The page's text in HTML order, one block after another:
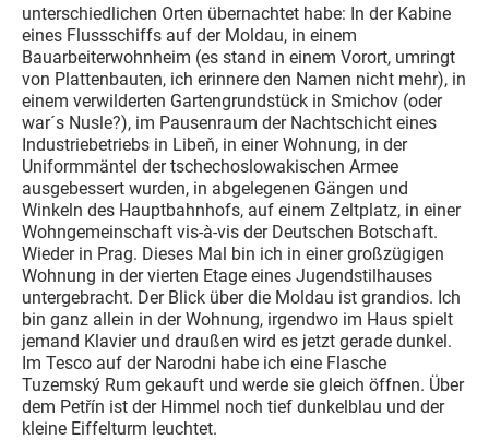
unterschiedlichen Orten übernachtet habe: In der Kabine
eines Flussschiffs auf der Moldau, in einem
Bauarbeiterwohnheim (es stand in einem Vorort, umringt
von Plattenbauten, ich erinnere den Namen nicht mehr), in
einem verwilderten Gartengrundstück in Smichov (oder
war´s Nusle?), im Pausenraum der Nachtschicht eines
Industriebetriebs in Libeň, in einer Wohnung, in der
Uniformmäntel der tschechoslowakischen Armee
ausgebessert wurden, in abgelegenen Gängen und
Winkeln des Hauptbahnhofs, auf einem Zeltplatz, in einer
Wohngemeinschaft vis-à-vis der Deutschen Botschaft.
Wieder in Prag. Dieses Mal bin ich in einer großzügigen
Wohnung in der vierten Etage eines Jugendstilhauses
untergebracht. Der Blick über die Moldau ist grandios. Ich
bin ganz allein in der Wohnung, irgendwo im Haus spielt
jemand Klavier und draußen wird es jetzt gerade dunkel.
Im Tesco auf der Narodni habe ich eine Flasche
Tuzemský Rum gekauft und werde sie gleich öffnen. Über
dem Petřín ist der Himmel noch tief dunkelblau und der
kleine Eiffelturm leuchtet.